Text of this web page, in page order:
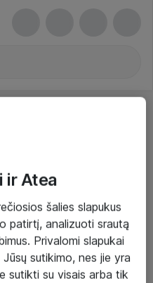
ir Atea
šalies slapukus
patirtį, analizuoti srautą
Privalomi slapukai
sutikimo, nes jie yra
sutikti su visais arba tik